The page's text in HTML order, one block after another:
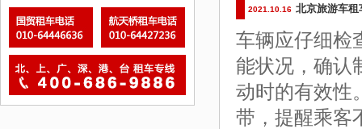
2021.10.16 北京旅游车租
车辆应仔细检
能状况，确认
动时的有效性
带，提醒乘客